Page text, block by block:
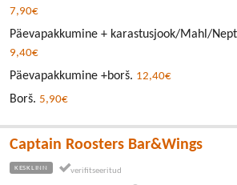
7,90€
Päevapakkumine + karastusjook/Mahl/
9,40€
Päevapakkumine +borš. 12,40€
Borš. 5,90€
Captain Roosters Bar&Wings
KESKLINN